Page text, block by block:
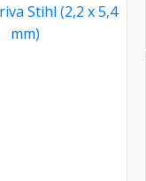
Stihl (2,2 x 5,4
mm)